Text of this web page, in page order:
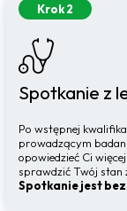
Krok 2
Spotkanie z
Po wstępnej
prowadzącym
opowiedzieć Ci
sprawdzić Twój stan
Spotkanie jest